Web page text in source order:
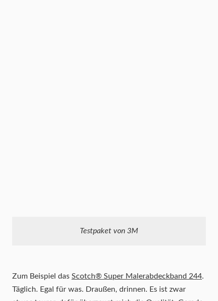
Testpaket von 3M
Zum Beispiel das Scotch® Super Malerabdeckband 244.
Täglich. Egal für was. Draußen, drinnen. Es ist zwar